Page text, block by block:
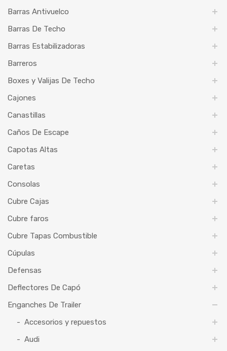
Barras Antivuelco
Barras De Techo
Barras Estabilizadoras
Barreros
Boxes y Valijas De Techo
Cajones
Canastillas
Caños De Escape
Capotas Altas
Caretas
Consolas
Cubre Cajas
Cubre faros
Cubre Tapas Combustible
Cúpulas
Defensas
Deflectores De Capó
Enganches De Trailer
Accesorios y repuestos
Audi